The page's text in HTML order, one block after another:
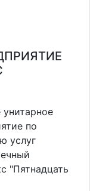
унитарное
по
услуг
"Пятнадцать